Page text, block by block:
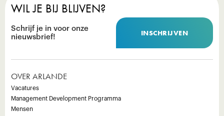
WIL JE BIJ BLIJVEN?
Schrijf je in voor onze
nieuwsbrief!
INSCHRIJVEN
OVER ARLANDE
Vacatures
Management Development Programma
Mensen